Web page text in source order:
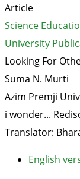
Article
Science
University
Looking For
Suma N. Murti
Azim Premji
i wonder...
Translator:
English